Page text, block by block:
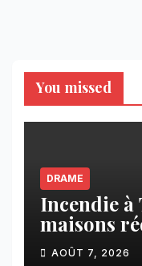
You missed
DRAME
Incendie à
maisons
plusieurs
AOÛT 7, 2026